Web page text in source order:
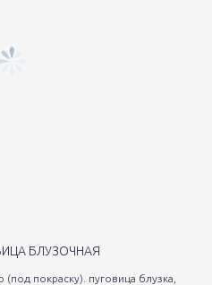
БЛУЗОЧНАЯ
покраску). пуговица блузка,